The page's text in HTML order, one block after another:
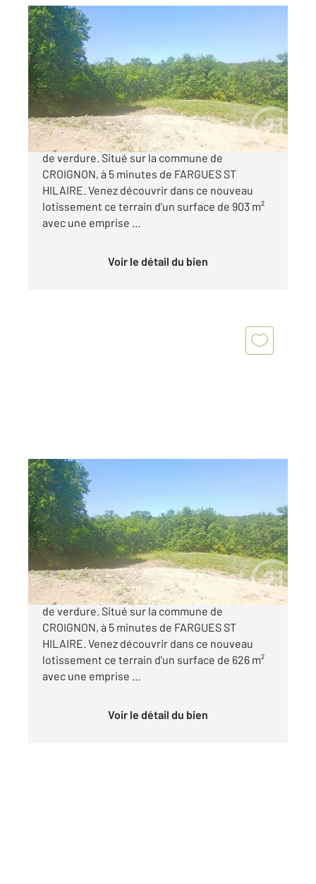
CROIGNON 33
903 m
Ref : 8627
Terrain à vendre
108 000 €
CROIGNON Dans un secteur calme et un écrin
de verdure. Situé sur la commune de
CROIGNON, à 5 minutes de FARGUES ST
HILAIRE. Venez découvrir dans ce nouveau
lotissement ce terrain d'un surface de 903 m²
avec une emprise ...
Voir le détail du bien
CROIGNON 33
626 m 2
Ref : 8631
Terrain à vendre
77 000 €
CROIGNON Dans un secteur calme et un écrin
de verdure. Situé sur la commune de
CROIGNON, à 5 minutes de FARGUES ST
HILAIRE. Venez découvrir dans ce nouveau
lotissement ce terrain d'un surface de 626 m²
avec une emprise ...
Voir le détail du bien